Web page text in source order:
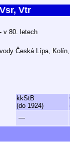
Vsr, Vtr
v 80. letech
Česká Lípa,
kkStB
(do 1924)
—